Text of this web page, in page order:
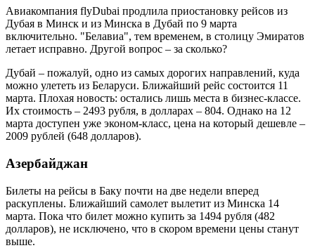
Авиакомпания flyDubai продлила приостановку рейсов из
Дубая в Минск и из Минска в Дубай по 9 марта
включительно. "Белавиа", тем временем, в столицу Эмиратов
летает исправно. Другой вопрос – за сколько?
Дубай – пожалуй, одно из самых дорогих направлений, куда
можно улететь из Беларуси. Ближайший рейс состоится 11
марта. Плохая новость: остались лишь места в бизнес-классе.
Их стоимость – 2493 рубля, в долларах – 804. Однако на 12
марта доступен уже эконом-класс, цена на который дешевле –
2009 рублей (648 долларов).
Азербайджан
Билеты на рейсы в Баку почти на две недели вперед
раскуплены. Ближайший самолет вылетит из Минска 14
марта. Пока что билет можно купить за 1494 рубля (482
долларов), не исключено, что в скором времени цены станут
выше.